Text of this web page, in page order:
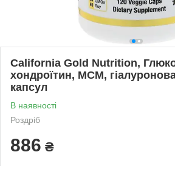
California Gold Nutrition,
хондроїтин, МСМ,
капсул
В наявності
Роздріб
886 ₴